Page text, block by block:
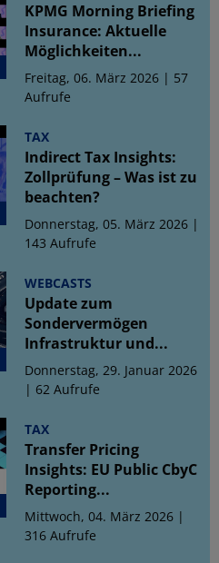
KPMG Morning Briefing
Insurance: Aktuelle
Möglichkeiten...
Freitag, 06. März 2026 | 57
Aufrufe
TAX
Indirect Tax Insights:
Zollprüfung – Was ist zu
beachten?
Donnerstag, 05. März 2026 |
143 Aufrufe
WEBCASTS
Update zum
Sondervermögen
Infrastruktur und...
Donnerstag, 29. Januar 2026
| 62 Aufrufe
TAX
Transfer Pricing
Insights: EU Public CbyC
Reporting...
Mittwoch, 04. März 2026 |
316 Aufrufe